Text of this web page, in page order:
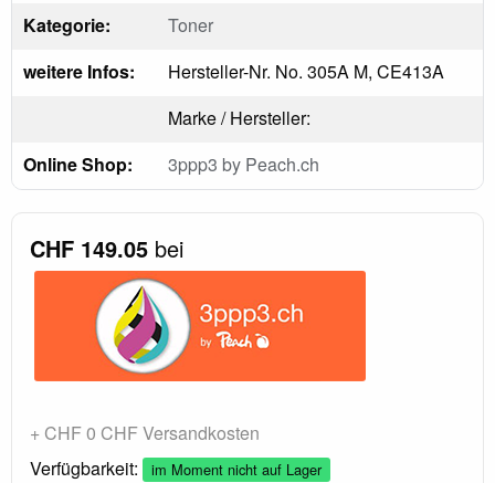
Kategorie:
Toner
weitere Infos:
Hersteller-Nr. No. 305A M, CE413A
Marke / Hersteller:
Online Shop:
3ppp3 by Peach.ch
CHF 149.05 bei
+ CHF 0 CHF Versandkosten
Verfügbarkeit:
im Moment nicht auf Lager